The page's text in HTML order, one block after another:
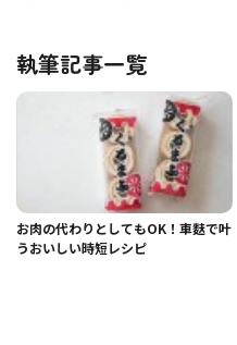
執筆記事一覧
お肉の代わりとしてもOK！車麩で叶
うおいしい時短レシピ